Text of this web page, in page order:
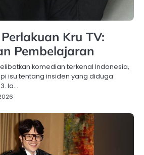
Kru TV:
Pembelajaran
komedian terkenal Indonesia,
isu tentang insiden yang diduga
Ia…